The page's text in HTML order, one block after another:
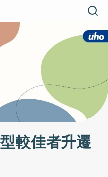
較佳者升遷